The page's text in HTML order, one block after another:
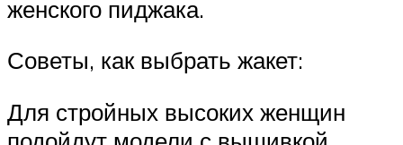
женского пиджака.
Советы, как выбрать жакет:
Для стройных высоких женщин